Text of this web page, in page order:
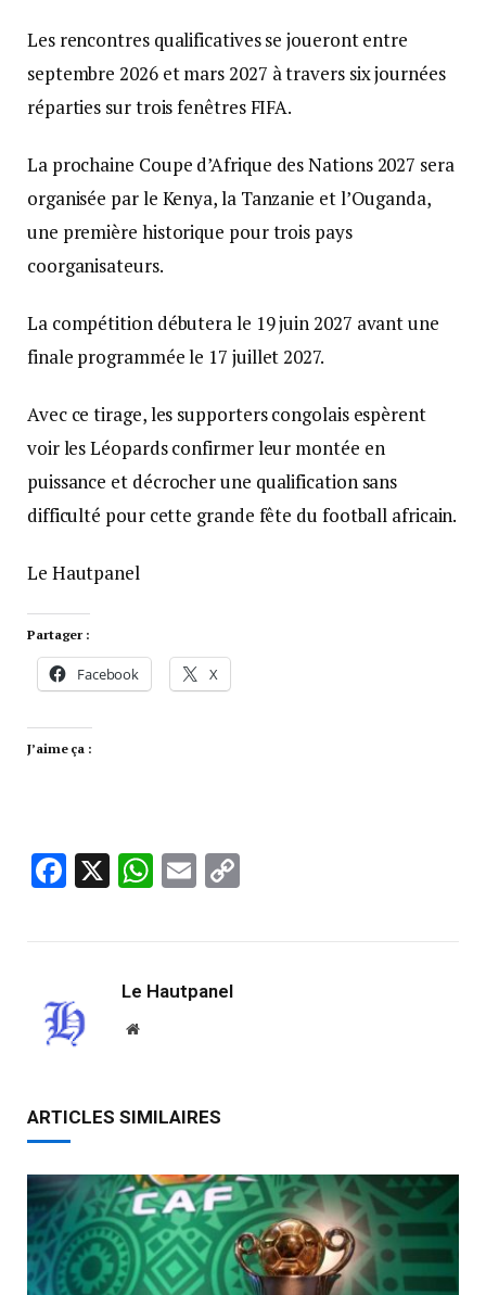
Les rencontres qualificatives se joueront entre
septembre 2026 et mars 2027 à travers six journées
réparties sur trois fenêtres FIFA.
La prochaine Coupe d’Afrique des Nations 2027 sera
organisée par le Kenya, la Tanzanie et l’Ouganda,
une première historique pour trois pays
coorganisateurs.
La compétition débutera le 19 juin 2027 avant une
finale programmée le 17 juillet 2027.
Avec ce tirage, les supporters congolais espèrent
voir les Léopards confirmer leur montée en
puissance et décrocher une qualification sans
difficulté pour cette grande fête du football africain.
Le Hautpanel
Partager :
Facebook X
J’aime ça :
Facebook
X WhatsApp
Email
Le Hautpanel
Website
ARTICLES SIMILAIRES